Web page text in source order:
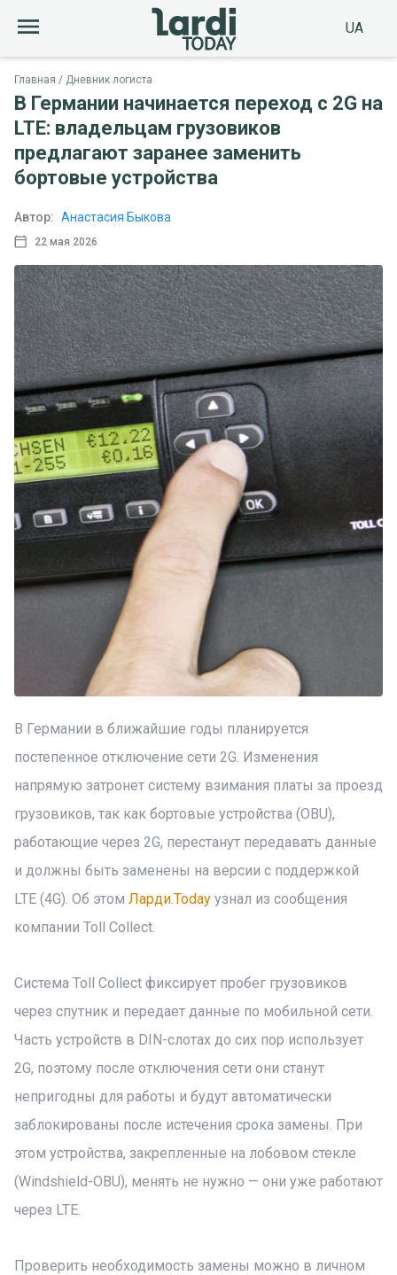
UA
Главная Дневник логиста
В Германии начинается переход с 2G на
LTE: владельцам грузовиков
предлагают заранее заменить
бортовые устройства
22 мая 2026
Автор: Анастасия Быкова
В Германии в ближайшие годы планируется
постепенное отключение сети 2G. Изменения
напрямую затронет систему взимания платы за проезд
грузовиков, так как бортовые устройства (OBU),
работающие через 2G, перестанут передавать данные
и должны быть заменены на версии с поддержкой
LTE (4G). Об этом Ларди.Today узнал из сообщения
компании Toll Collect.
Система Toll Collect фиксирует пробег грузовиков
через спутник и передает данные по мобильной сети.
Часть устройств в DIN-слотах до сих пор использует
2G, поэтому после отключения сети они станут
непригодны для работы и будут автоматически
заблокированы после истечения срока замены. При
этом устройства, закрепленные на лобовом стекле
(Windshield-OBU), менять не нужно — они уже работают
через LTE.
Проверить необходимость замены можно в личном